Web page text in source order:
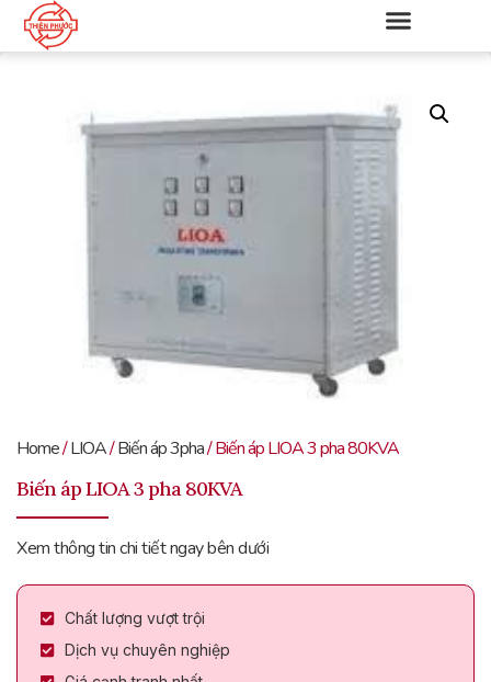
Home/LIOA/Biến áp 3pha/ Biến áp LIOA 3 pha 80KVA
Biến áp LIOA 3 pha 80KVA
Xem thông tin chi tiết ngay bên dưới
Chất lượng vượt trội
Dịch vụ chuyên nghiệp